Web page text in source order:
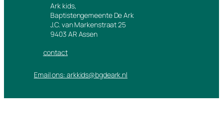
Ark kids,
Baptistengemeente De Ark
J.C. van Markenstraat 25
9403 AR Assen
contact
Email ons: arkkids@bgdeark.nl